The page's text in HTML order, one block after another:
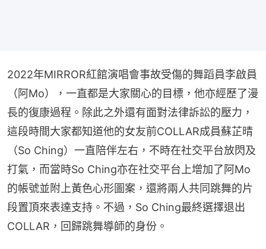
2022年MIRROR紅館演唱會事故受傷的舞蹈員李啟員
（阿Mo），一直都是大家關心的目標，他亦經歷了漫
長的復康過程。除此之外還有面對法律訴訟的壓力，
這段時間大家都知道他的女友前COLLAR成員蘇芷晴
（So Ching）一直陪伴左右，不時在社交平台放閃及
打氣，而當時So Ching亦在社交平台上增加了阿Mo
的帳號並附上黃色心形圖案，還將兩人共同跳舞的片
段置頂來表達支持。不過，So Ching最終選擇退出
COLLAR，回歸跳舞導師的身份。